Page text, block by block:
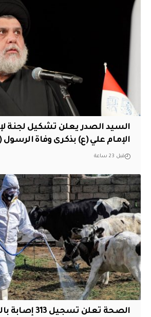
السيد الصدر يعلن تشكيل لجنة
الإمام علي (ع) بذكرى وفاة
قبل 23 ساعة
الصحة تعلن